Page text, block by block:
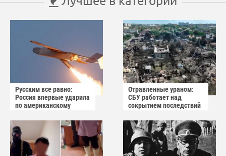
Русским все равно:
Россия впервые ударила
по американскому
Отравленные ураном:
СБУ работает над
сокрытием последствий